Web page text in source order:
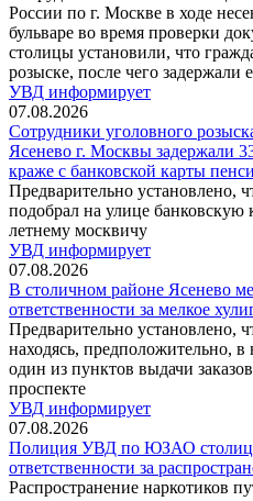
России по г. Москве в ходе
бульваре во время проверки
столицы установили, что
розыске, после чего задержали
УВД информирует
07.08.2026
Сотрудники уголовного
Ясенево г. Москвы задержали
краже с банковской карты
Предварительно установлено,
подобрал на улице
летнему москвичу
УВД информирует
07.08.2026
В столичном районе Ясенево
ответственности за мелкое
Предварительно установлено,
находясь, предположительно, в
один из пунктов выдачи
проспекте
УВД информирует
07.08.2026
Полиция УВД по ЮЗАО
ответственности за
Распространение наркотиков